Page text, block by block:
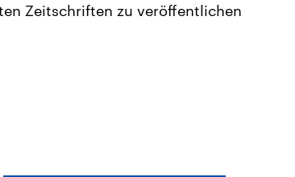
Zeitschriften zu veröffentlichen